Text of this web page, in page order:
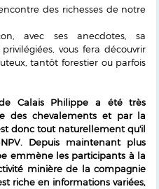
des richesses de notre
avec ses anecdotes, sa
vous fera découvrir
tantôt forestier ou parfois
Calais Philippe a été très
des chevalements et par la
donc tout naturellement qu'il
Depuis maintenant plus
emmène les participants à la
minière de la compagnie
riche en informations variées,